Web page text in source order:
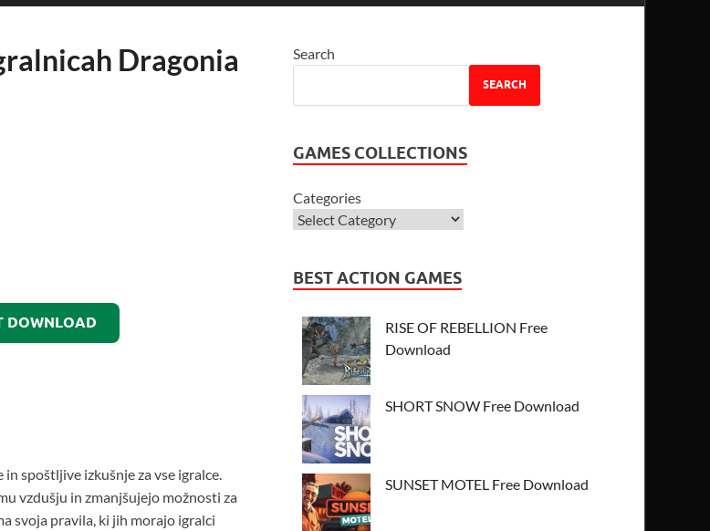
Dragonia
DOWNLOAD
spoštljive izkušnje za vse igralce.
vzdušju in zmanjšujejo možnosti za
svoja pravila, ki jih morajo igralci
Search
SEARCH
GAMES COLLECTIONS
Categories
BEST ACTION GAMES
RISE OF REBELLION Free
Download
SHORT SNOW Free Download
SUNSET MOTEL Free Download